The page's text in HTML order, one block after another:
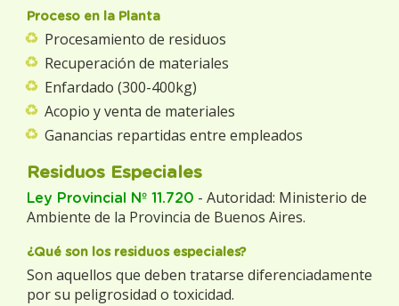
Proceso en la Planta
Procesamiento de residuos
Recuperación de materiales
Enfardado (300-400kg)
Acopio y venta de materiales
Ganancias repartidas entre empleados
Residuos Especiales
Ley Provincial Nº 11.720 - Autoridad: Ministerio de
Ambiente de la Provincia de Buenos Aires.
¿Qué son los residuos especiales?
Son aquellos que deben tratarse diferenciadamente
por su peligrosidad o toxicidad.